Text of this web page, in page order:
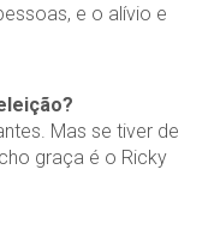
e o alívio e
Mas se tiver de
graça é o Ricky